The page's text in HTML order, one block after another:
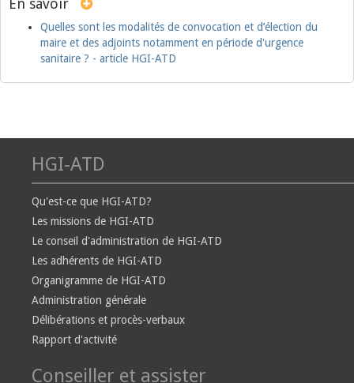
En savoir
Quelles sont les modalités de convocation et d’élection du
maire et des adjoints notamment en période d'urgence
sanitaire ? - article HGI-ATD
HGI-ATD
Qu'est-ce que HGI-ATD?
Les missions de HGI-ATD
Le conseil d'administration de HGI-ATD
Les adhérents de HGI-ATD
Organigramme de HGI-ATD
Administration générale
Délibérations et procès-verbaux
Rapport d'activité
Conseiller et assister